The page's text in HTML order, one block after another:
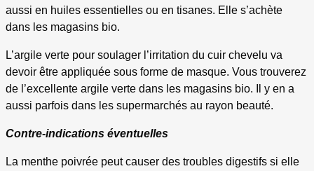
aussi en huiles essentielles ou en tisanes. Elle s’achète
dans les magasins bio.
L’argile verte pour soulager l’irritation du cuir chevelu va
devoir être appliquée sous forme de masque. Vous trouverez
de l’excellente argile verte dans les magasins bio. Il y en a
aussi parfois dans les supermarchés au rayon beauté.
Contre-indications éventuelles
La menthe poivrée peut causer des troubles digestifs si elle